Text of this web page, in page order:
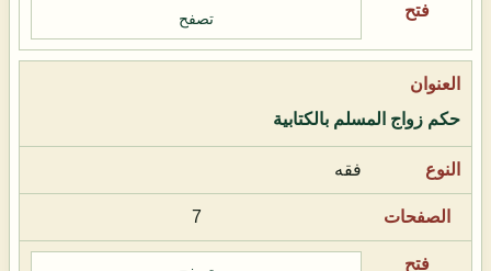
تصفح
حكم زواج المسلم بالكتابية
فقه
7